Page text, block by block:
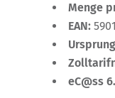
Menge
EAN:
eC@ss